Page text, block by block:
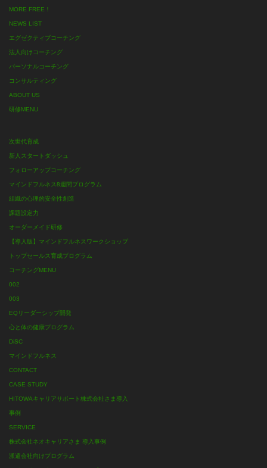
MORE FREE！
NEWS LIST
エグゼクティブコーチング
法人向けコーチング
パーソナルコーチング
コンサルティング
ABOUT US
研修MENU
次世代育成
新人スタートダッシュ
フォローアップコーチング
マインドフルネス8週間プログラム
組織の心理的安全性創造
課題設定力
オーダーメイド研修
【導入版】マインドフルネスワークショップ
トップセールス育成プログラム
コーチングMENU
002
003
EQリーダーシップ開発
心と体の健康プログラム
DiSC
マインドフルネス
CONTACT
CASE STUDY
HITOWAキャリアサポート株式会社さま導入
事例
SERVICE
株式会社ネオキャリアさま 導入事例
派遣会社向けプログラム